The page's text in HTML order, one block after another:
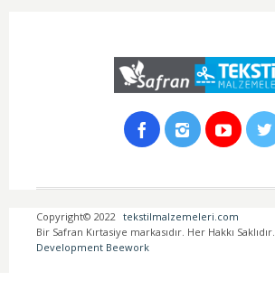
Copyright© 2022 tekstilmalzemeleri.com
Bir Safran Kırtasiye markasıdır. Her Hakkı Saklıdır.
Development Beework